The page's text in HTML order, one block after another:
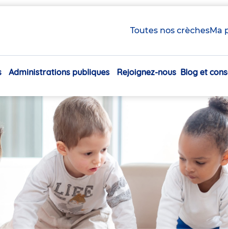
Toutes nos crèchesMa
Navigation
Administrations publiques Rejoignez-nous Blog et